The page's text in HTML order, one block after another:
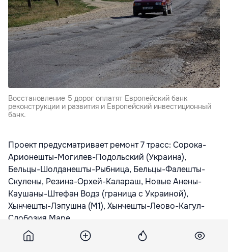
Восстановление 5 дорог оплатят Европейский банк
реконструкции и развития и Европейский инвестиционный
банк.
Проект предусматривает ремонт 7 трасс: Сорока-
Арионешты-Могилев-Подольский (Украина),
Бельцы-Шолданешты-Рыбница, Бельцы-Фалешты-
Скулены, Резина-Орхей-Калараш, Новые Анены-
Каушаны-Штефан Водэ (граница с Украиной),
Хынчешты-Лэпушна (M1), Хынчешты-Леово-Кагул-
Слобозия Маре.
Восстановление 5 дорог оплатят Европейский банк